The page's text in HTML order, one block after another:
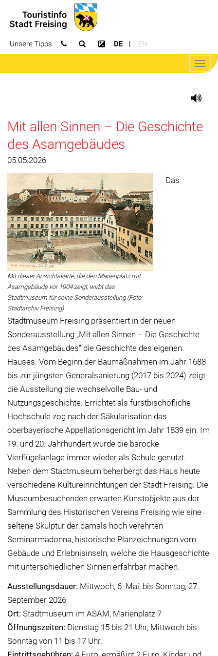
Unsere Tipps
Suchfeld öffnen
Kontrast erhöhen
DE EN
Mit allen Sinnen – Die Geschichte
des Asamgebäudes
05.05.2026
Mit dieser Ansichtskarte, die den Marienplatz mit
Asamgebäude vor 1904 zeigt, wirbt das
Stadtmuseum für seine Sonderausstellung (Foto:
Stadtarchiv Freising)
Das
Stadtmuseum Freising präsentiert in der neuen
Sonderausstellung „Mit allen Sinnen – Die Geschichte
des Asamgebäudes“ die Geschichte des eigenen
Hauses. Vom Beginn der Baumaßnahmen im Jahr 1688
bis zur jüngsten Generalsanierung (2017 bis 2024) zeigt
die Ausstellung die wechselvolle Bau- und
Nutzungsgeschichte. Errichtet als fürstbischöfliche
Hochschule zog nach der Säkularisation das
oberbayerische Appellationsgericht im Jahr 1839 ein. Im
19. und 20. Jahrhundert wurde die barocke
Vierflügelanlage immer wieder als Schule genutzt.
Neben dem Stadtmuseum beherbergt das Haus heute
verschiedene Kultureinrichtungen der Stadt Freising. Die
Museumbesuchenden erwarten Kunstobjekte aus der
Sammlung des Historischen Vereins Freising wie eine
seltene Skulptur der damals hoch verehrten
Seminarmadonna, historische Planzeichnungen vom
Gebäude und Erlebnisinseln, welche die Hausgeschichte
mit unterschiedlichen Sinnen erfahrbar machen.
Ausstellungsdauer: Mittwoch, 6. Mai, bis Sonntag, 27.
September 2026
Ort: Stadtmuseum im ASAM, Marienplatz 7
Öffnungszeiten: Dienstag 15 bis 21 Uhr, Mittwoch bis
Sonntag von 11 bis 17 Uhr.